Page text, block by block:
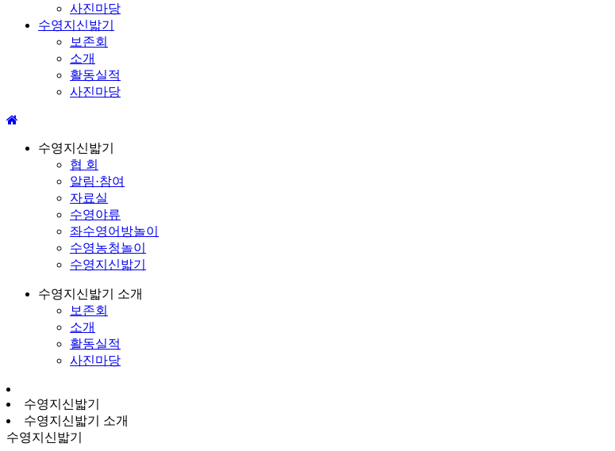
사진마당
수영지신밟기
보존회
소개
활동실적
사진마당
수영지신밟기
협 회
알림·참여
자료실
수영야류
좌수영어방놀이
수영농청놀이
수영지신밟기
수영지신밟기 소개
보존회
소개
활동실적
사진마당
수영지신밟기
수영지신밟기 소개
수영지신밟기